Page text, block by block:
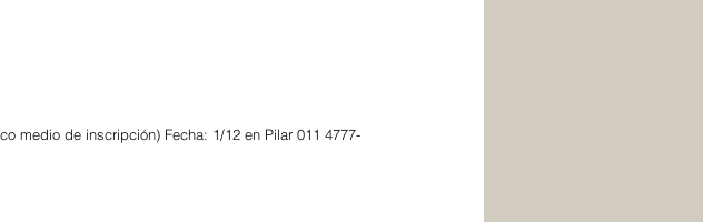
medio de inscripción) Fecha: 1/12 en Pilar 011 4777-